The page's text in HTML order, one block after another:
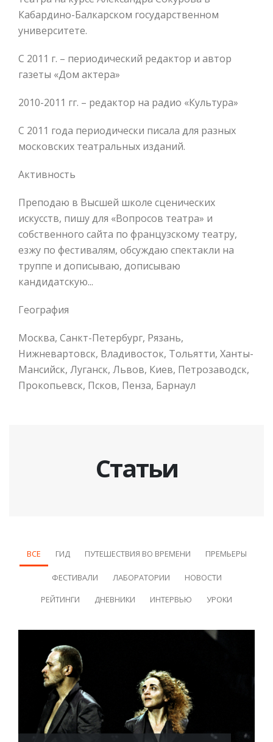
Кабардино-Балкарском государственном
университете.
С 2011 г. – периодический редактор и автор
газеты «Дом актера»
2010-2011 гг. – редактор на радио «Культура»
С 2011 года периодически писала для разных
московских театральных изданий.
Активность
Преподаю в Высшей школе сценических
искусств, пишу для «Вопросов театра» и
собственного сайта по французскому театру,
езжу по фестивалям, обсуждаю спектакли на
труппе и дописываю, дописываю
кандидатскую...
География
Москва, Санкт-Петербург, Рязань,
Нижневартовск, Владивосток, Тольятти, Ханты-
Мансийск, Луганск, Львов, Киев, Петрозаводск,
Прокопьевск, Псков, Пенза, Барнаул
Статьи
ВСЕ ГИД ПУТЕШЕСТВИЯ ВО ВРЕМЕНИ ПРЕМЬЕРЫ
ФЕСТИВАЛИ ЛАБОРАТОРИИ
НОВОСТИ
РЕЙТИНГИ
ДНЕВНИКИ ИНТЕРВЬЮ УРОКИ